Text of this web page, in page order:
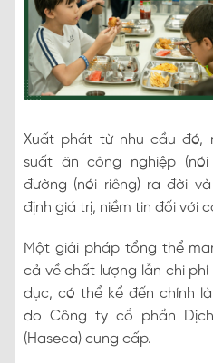
Xuất phát từ nhu cầu đó,
suất ăn công nghiệp
đường (nói riêng) ra đời
định giá trị, niềm tin đối với
Một giải pháp tổng thể
cả về chất lượng lẫn chi
dục, có thể kể đến chính
do Công ty cổ phần
(Haseca) cung cấp.